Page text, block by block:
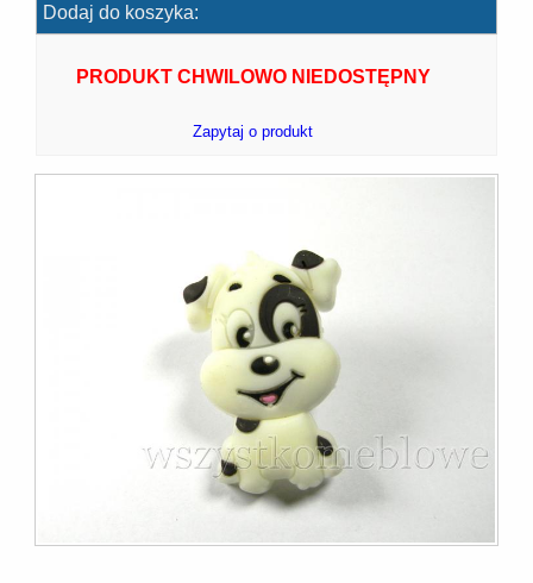
Dodaj do koszyka:
PRODUKT CHWILOWO NIEDOSTĘPNY
Zapytaj o produkt